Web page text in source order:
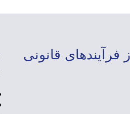
فرآیندهای قانونی